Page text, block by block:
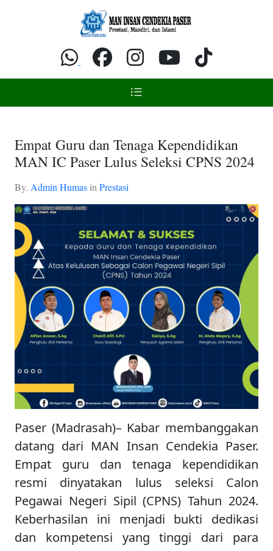
Empat Guru dan Tenaga Kependidikan
MAN IC Paser Lulus Seleksi CPNS 2024
By. Admin HumasinPrestasi
Paser (Madrasah)– Kabar membanggakan
datang dari MAN Insan Cendekia Paser.
Empat guru dan tenaga kependidikan
resmi dinyatakan lulus seleksi Calon
Pegawai Negeri Sipil (CPNS) Tahun 2024.
Keberhasilan ini menjadi bukti dedikasi
dan kompetensi yang tinggi dari para